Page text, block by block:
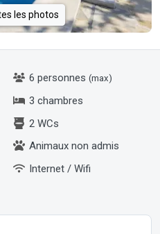
les photos
6 personnes (max)
3 chambres
2 WCs
Animaux non admis
Internet / Wifi